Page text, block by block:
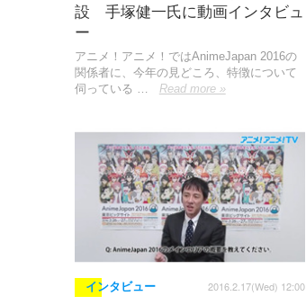
設 手塚健一氏に動画インタビュ
ー
アニメ！アニメ！ではAnimeJapan 2016の
関係者に、今年の見どころ、特徴について
伺っている …
Read more »
インタビュー 2016.2.17(Wed) 12:00